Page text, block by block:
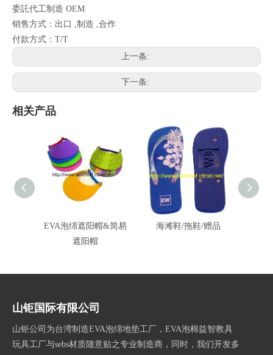
委託代工制造 OEM
销售方式：出口 ,制造 ,合作
付款方式：T/T
上一条:
下一条:
相关产品
EVA泡绵遮阳帽&简易
遮阳帽
海滩鞋/拖鞋/赠品
山钜国际有限公司
山钜公司为台湾制造EVA泡绵地垫工厂，EVA泡棉益智教具
玩具工厂与sebs材质随意贴之专业制造商，同时，我们开发多